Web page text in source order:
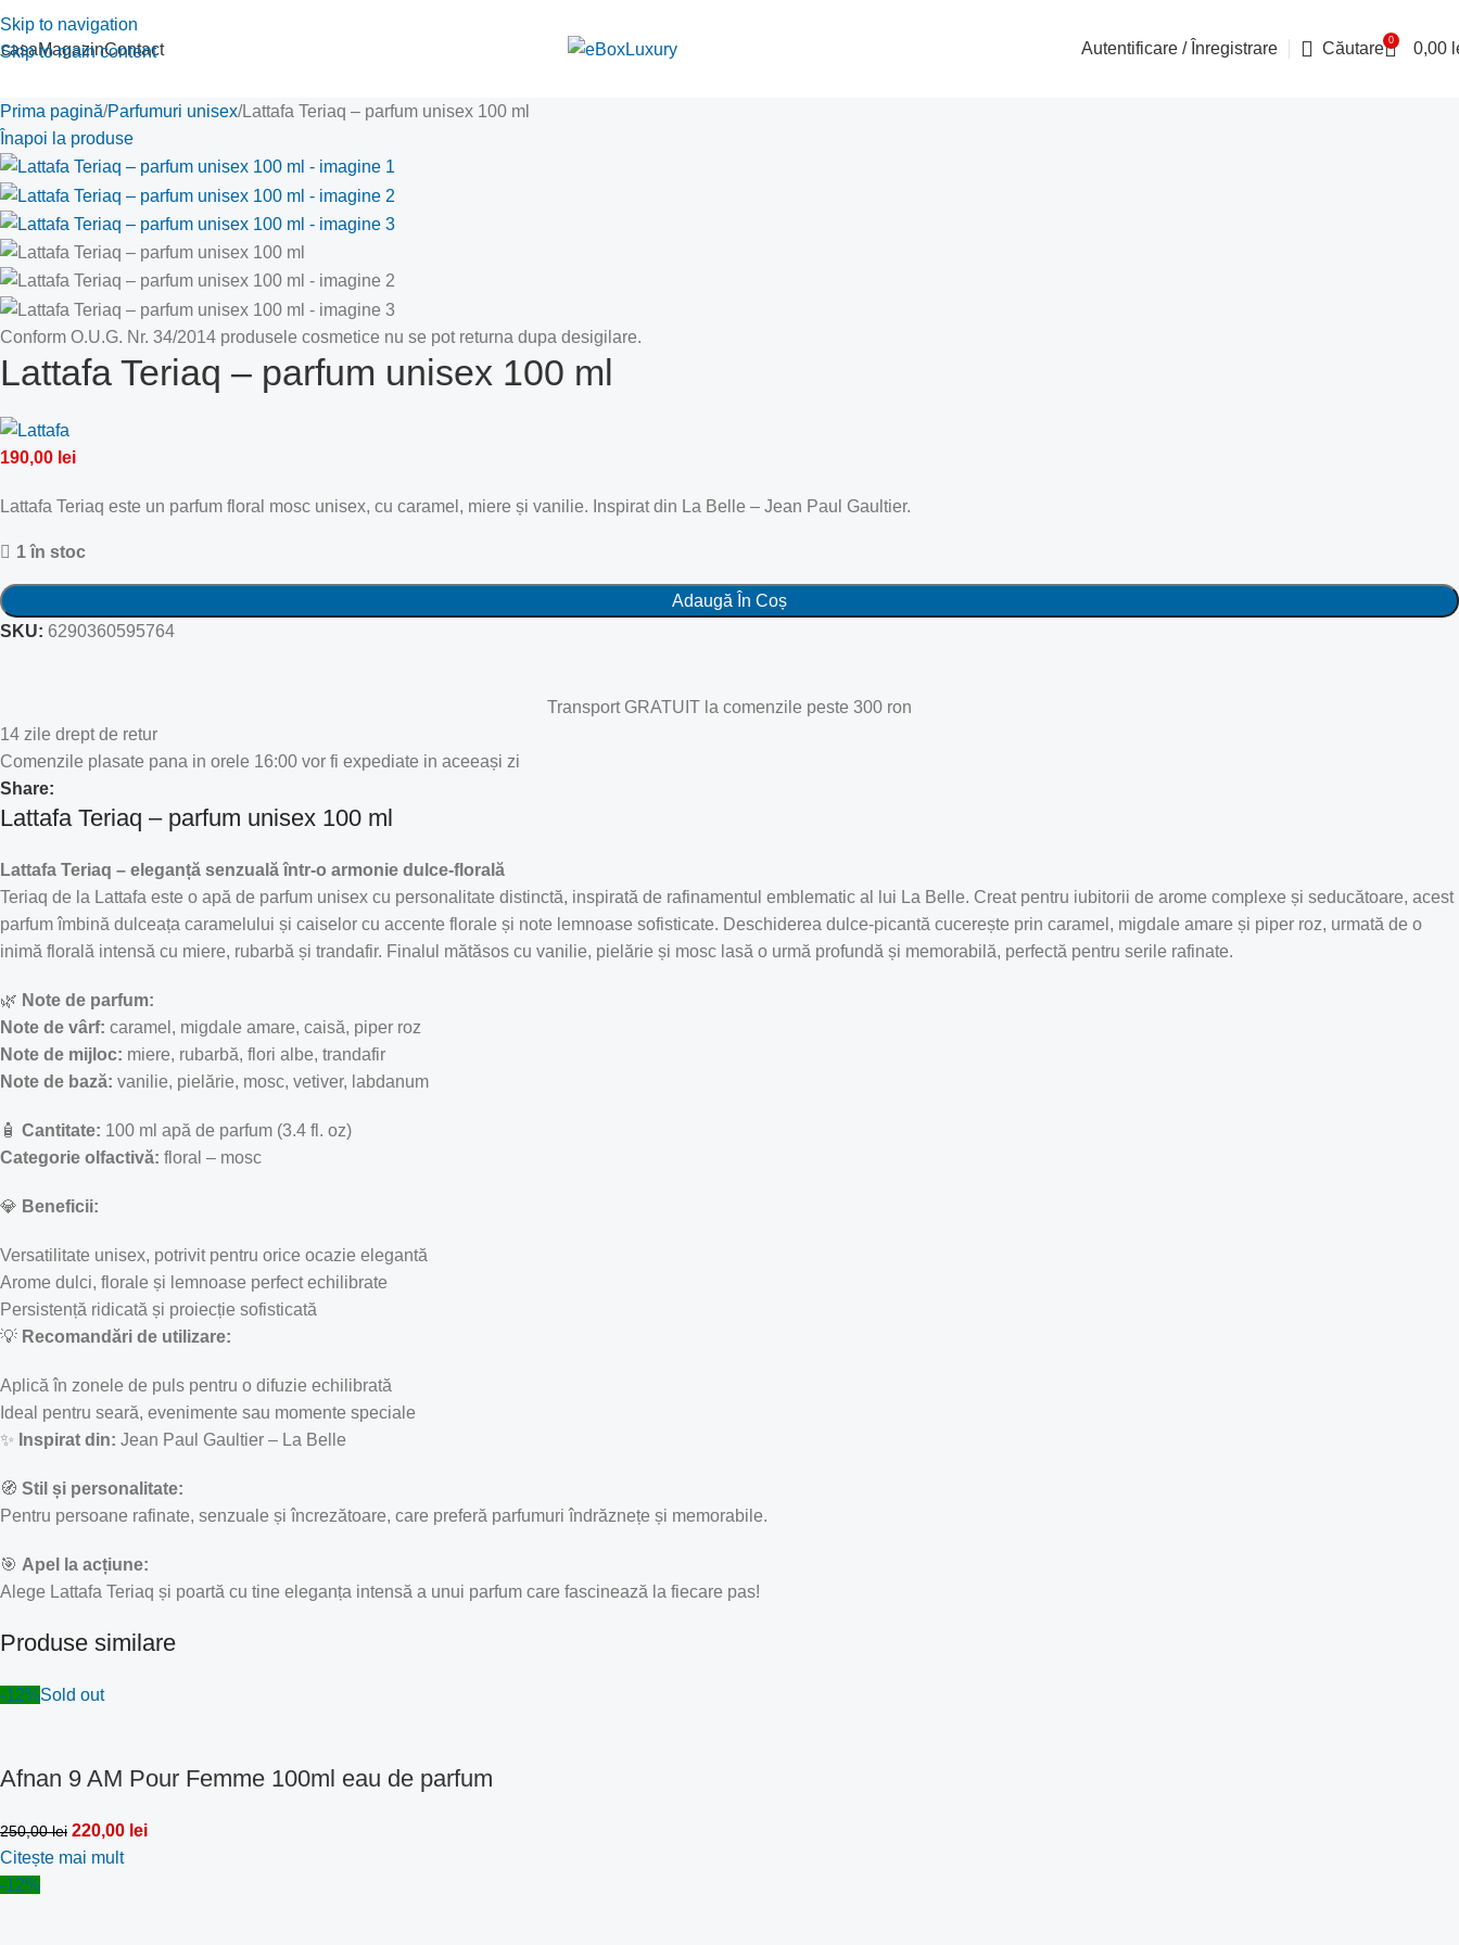
Skip to navigation
Skip to main content
MagazinContact Autentificare / Înregistrare Căutare 0 0,00
Prima pagină Parfumuri unisex Lattafa Teriaq – parfum unisex 100 ml
Înapoi la produse
Conform O.U.G. Nr. 34/2014 produsele cosmetice nu se pot returna dupa desigilare.
Lattafa Teriaq – parfum unisex 100 ml
190,00 lei
Lattafa Teriaq este un parfum floral mosc unisex, cu caramel, miere și vanilie. Inspirat din La Belle – Jean Paul Gaultier.
1 în stoc
Adaugă În Coș
SKU: 6290360595764
Transport GRATUIT la comenzile peste 300 ron
14 zile drept de retur
Comenzile plasate pana in orele 16:00 vor fi expediate in aceeași zi
Share:
Lattafa Teriaq – parfum unisex 100 ml
Lattafa Teriaq – eleganță senzuală într-o armonie dulce-florală
Teriaq de la Lattafa este o apă de parfum unisex cu personalitate distinctă, inspirată de rafinamentul emblematic al lui La Belle. Creat pentru iubitorii de arome complexe și seducătoare, acest
parfum îmbină dulceața caramelului și caiselor cu accente florale și note lemnoase sofisticate. Deschiderea dulce-picantă cucerește prin caramel, migdale amare și piper roz, urmată de o
inimă florală intensă cu miere, rubarbă și trandafir. Finalul mătăsos cu vanilie, pielărie și mosc lasă o urmă profundă și memorabilă, perfectă pentru serile rafinate.
🌿 Note de parfum:
Note de vârf: caramel, migdale amare, caisă, piper roz
Note de mijloc: miere, rubarbă, flori albe, trandafir
Note de bază: vanilie, pielărie, mosc, vetiver, labdanum
🧴 Cantitate: 100 ml apă de parfum (3.4 fl. oz)
Categorie olfactivă: floral – mosc
💎 Beneficii:
Versatilitate unisex, potrivit pentru orice ocazie elegantă
Arome dulci, florale și lemnoase perfect echilibrate
Persistență ridicată și proiecție sofisticată
💡 Recomandări de utilizare:
Aplică în zonele de puls pentru o difuzie echilibrată
Ideal pentru seară, evenimente sau momente speciale
✨ Inspirat din: Jean Paul Gaultier – La Belle
🧭 Stil și personalitate:
Pentru persoane rafinate, senzuale și încrezătoare, care preferă parfumuri îndrăznețe și memorabile.
🎯 Apel la acțiune:
Alege Lattafa Teriaq și poartă cu tine eleganța intensă a unui parfum care fascinează la fiecare pas!
Produse similare
-12%Sold out
Afnan 9 AM Pour Femme 100ml eau de parfum
250,00lei 220,00 lei
Citește mai mult
-12%